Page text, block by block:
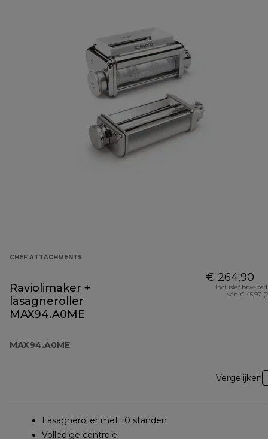
CHEF ATTACHMENTS
Raviolimaker +
lasagneroller
MAX94.A0ME
MAX94.A0ME
€ 264,90
Inclusief btw-
van € 45,97
Vergelijken
Lasagneroller met 10 standen
Volledige controle